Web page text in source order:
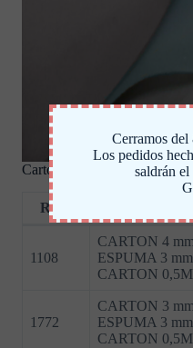
Cartón con espuma
REF.
1108
CARTON 4 mm
ESPUMA 3 mm
CARTON
1772
CARTON 3 mm
ESPUMA 3 mm
CARTON
Cerramos
Los pedidos
saldrán